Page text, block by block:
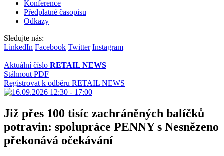
Konference
Předplatné časopisu
Odkazy
Sledujte nás:
LinkedIn Facebook Twitter Instagram
Aktuální číslo RETAIL NEWS
Stáhnout PDF
Registrovat k odběru RETAIL NEWS
Již přes 100 tisíc zachráněných balíčků
potravin: spolupráce PENNY s Nesnězeno
překonává očekávání